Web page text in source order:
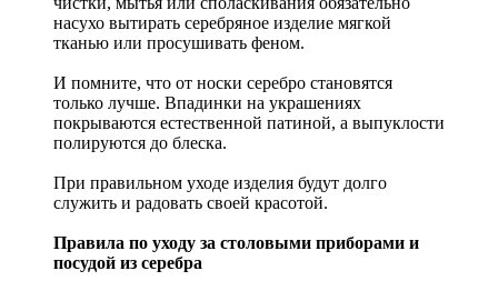
насухо вытирать серебряное изделие мягкой
тканью или просушивать феном.
И помните, что от носки серебро становятся
только лучше. Впадинки на украшениях
покрываются естественной патиной, а выпуклости
полируются до блеска.
При правильном уходе изделия будут долго
служить и радовать своей красотой.
Правила по уходу за столовыми приборами и
посудой из серебра